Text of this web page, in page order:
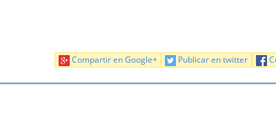
Publicar en twitter
Compartir en Google+